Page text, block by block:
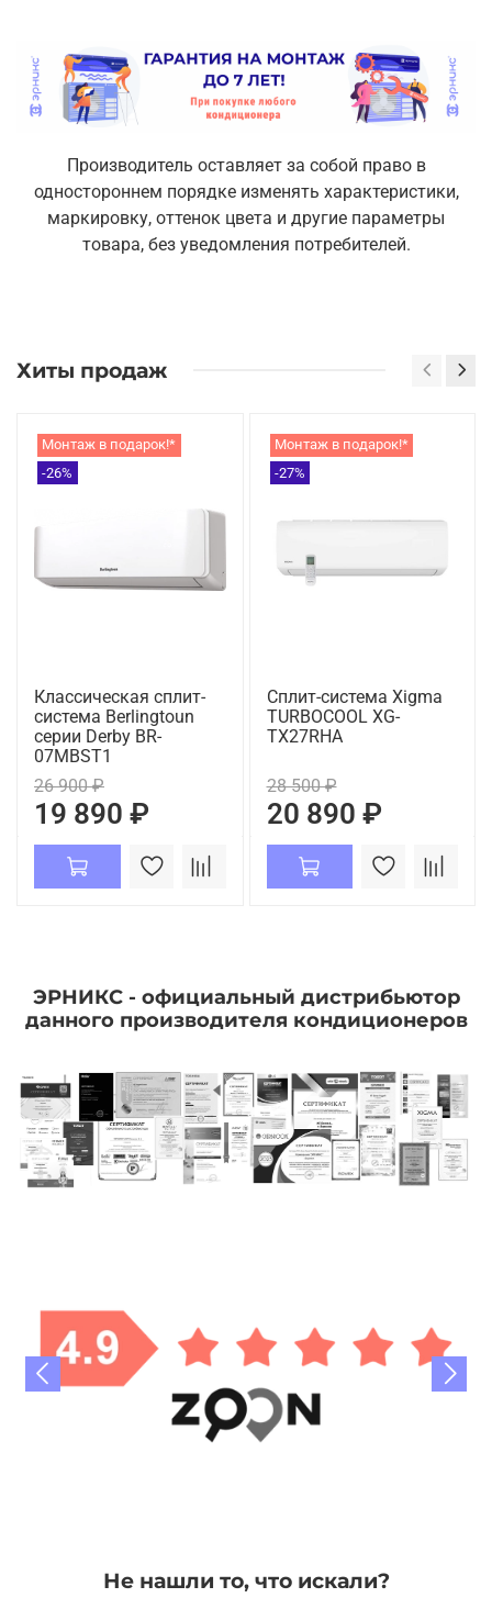
Производитель оставляет за собой право в
одностороннем порядке изменять характеристики,
маркировку, оттенок цвета и другие параметры
товара, без уведомления потребителей.
Хиты продаж
Монтаж в подарок!*
-26%
Классическая сплит-
система Berlingtoun
серии Derby BR-
07MBST1
26 900 ₽
19 890 ₽
Монтаж в подарок!*
-27%
Сплит-система Xigma
TURBOCOOL XG-
TX27RHA
28 500 ₽
20 890 ₽
ЭРНИКС - официальный дистрибьютор
данного производителя кондиционеров
Не нашли то, что искали?